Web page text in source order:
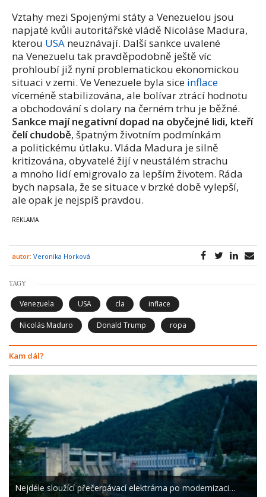
Vztahy mezi Spojenými státy a Venezuelou jsou
napjaté kvůli autoritářské vládě Nicoláse Madura,
kterou USA neuznávají. Další sankce uvalené
na Venezuelu tak pravděpodobně ještě víc
prohloubí již nyní problematickou ekonomickou
situaci v zemi. Ve Venezuele byla sice inflace
víceméně stabilizována, ale bolívar ztrácí hodnotu
a obchodování s dolary na černém trhu je běžné.
Sankce mají negativní dopad na obyčejné lidi, kteří
čelí chudobě, špatným životním podmínkám
a politickému útlaku. Vláda Madura je silně
kritizována, obyvatelé žijí v neustálém strachu
a mnoho lidí emigrovalo za lepším životem. Ráda
bych napsala, že se situace v brzké době vylepší,
ale opak je nejspíš pravdou.
autor: Veronika Horková
TAGY
Venezuela USA cla inflace
Nicolás Maduro Donald Trump ropa
Kam dál?
Nejdéle sloužící přečerpávací elektrárna po modernizaci…